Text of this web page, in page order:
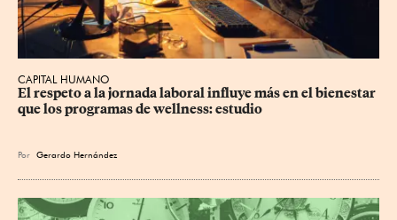
CAPITAL HUMANO
El respeto a la jornada laboral influye más en el bienestar
que los programas de wellness: estudio
Por Gerardo Hernández